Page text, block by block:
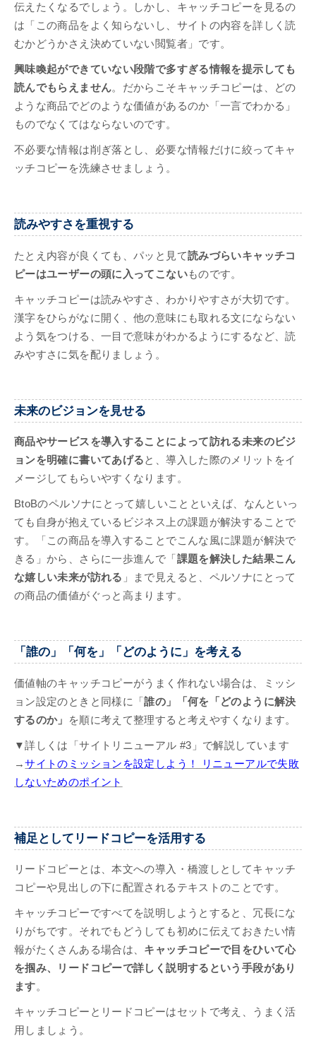
伝えたくなるでしょう。しかし、キャッチコピーを見るの
は「この商品をよく知らないし、サイトの内容を詳しく読
むかどうかさえ決めていない閲覧者」です。
興味喚起ができていない段階で多すぎる情報を提示しても
読んでもらえません。だからこそキャッチコピーは、どの
ような商品でどのような価値があるのか「一言でわかる」
ものでなくてはならないのです。
不必要な情報は削ぎ落とし、必要な情報だけに絞ってキャ
ッチコピーを洗練させましょう。
読みやすさを重視する
たとえ内容が良くても、パッと見て読みづらいキャッチコ
ピーはユーザーの頭に入ってこないものです。
キャッチコピーは読みやすさ、わかりやすさが大切です。
漢字をひらがなに開く、他の意味にも取れる文にならない
よう気をつける、一目で意味がわかるようにするなど、読
みやすさに気を配りましょう。
未来のビジョンを見せる
商品やサービスを導入することによって訪れる未来のビジ
ョンを明確に書いてあげると、導入した際のメリットをイ
メージしてもらいやすくなります。
BtoBのペルソナにとって嬉しいことといえば、なんといっ
ても自身が抱えているビジネス上の課題が解決することで
す。「この商品を導入することでこんな風に課題が解決で
きる」から、さらに一歩進んで「 課題を解決した結果こん
な嬉しい未来が訪れる 」まで見えると、ペルソナにとって
の商品の価値がぐっと高まります。
「誰の」「何を」「どのように」を考える
価値軸のキャッチコピーがうまく作れない場合は、ミッシ
ョン設定のときと同様に「誰の」「何を「どのように解決
するのか」
を順に考えて整理すると考えやすくなります。
▼詳しくは「サイトリニューアル #3」で解説しています
→サイトのミッションを設定しよう！ リニューアルで失敗
しないためのポイント
補足としてリードコピーを活用する
リードコピーとは、本文への導入・橋渡しとしてキャッチ
コピーや見出しの下に配置されるテキストのことです。
キャッチコピーですべてを説明しようとすると、冗長にな
りがちです。それでもどうしても初めに伝えておきたい情
報がたくさんある場合は、 キャッチコピーで目をひいて心
を掴み、リードコピーで詳しく説明するという手段があり
ます。
キャッチコピーとリードコピーはセットで考え、うまく活
用しましょう。